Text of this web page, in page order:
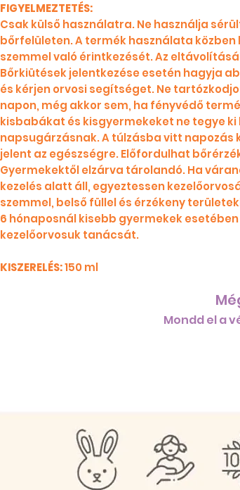
FIGYELMEZTETÉS:
Csak külső használatra. Ne használja
bőrfelületen. A termék használata közben
szemmel való érintkezését. Az
Bőrkiütések jelentkezése esetén hagyja
és kérjen orvosi segítséget. Ne
napon, még akkor sem, ha fényvédő
kisbabákat és kisgyermekeket ne tegye ki
napsugárzásnak. A túlzásba vitt napozás
jelent az egészségre. Előfordulhat
Gyermekektől elzárva tárolandó. Ha
kezelés alatt áll, egyeztessen
szemmel, belső füllel és érzékeny
6 hónaposnál kisebb gyermekek esetében
kezelőorvosuk tanácsát.
KISZERELÉS:150 ml
Mondd el a